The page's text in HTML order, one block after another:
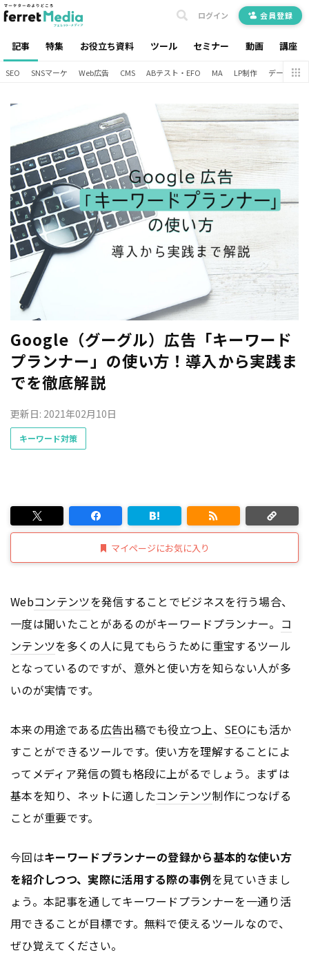
記事 特集 お役立ち資料 ツール セミナー 動画 講座
ログイン 会員登録
SEO SNSマーケ Web広告 CMS ABテスト・EFO MA LP制作 データ分析
Google（グーグル）広告「キーワード
プランナー」の使い方！導入から実践ま
でを徹底解説
更新日: 2021年02月10日
キーワード対策
マイページにお気に入り
Webコンテンツを発信することでビジネスを行う場合、
一度は聞いたことがあるのがキーワードプランナー。 コ
ンテンツを多くの人に見てもらうために重宝するツール
となっているのですが、意外と使い方を知らない人が多
いのが実情です。
本来の用途である広告出稿でも役立つ上、 SEOにも活か
すことができるツールです。使い方を理解することによ
ってメディア発信の質も格段に上がるでしょう。まずは
基本を知り、ネットに適したコンテンツ制作につなげる
ことが重要です。
今回はキーワードプランナーの登録から基本的な使い方
を紹介しつつ、実際に活用する際の事例を見ていきまし
ょう。本記事を通してキーワードプランナーを一通り活
用できることが目標です。無料で使えるツールなので、
ぜひ覚えてください。